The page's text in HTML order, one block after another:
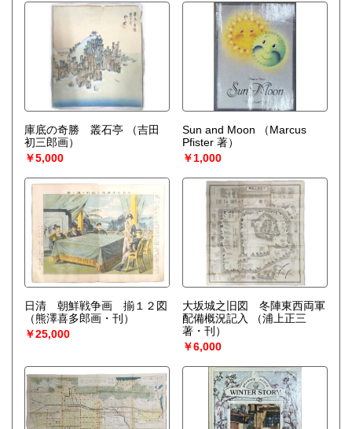
庫底の奇勝 叢石亭
（吉田
初三郎画）
￥5,000
Sun and Moon
（Marcus
Pfister 著）
￥1,000
日清 朝鮮戦争画 揃１２図
（熊澤喜多郎画・刊）
￥25,000
大坂城之旧図 冬陣東西両軍
配備概況記入
（浦上正三
著・刊）
￥6,000